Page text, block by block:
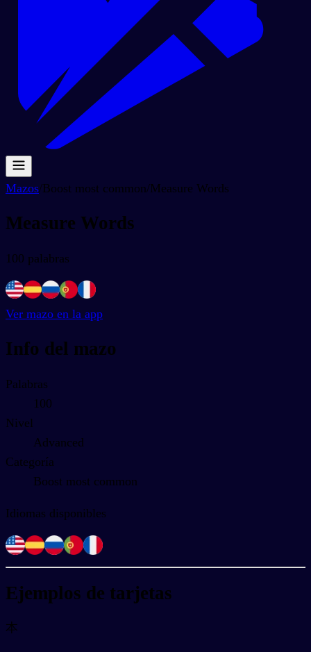
Mazos/Boost most common/Measure Words
Measure Words
100 palabras
Ver mazo en la app
Info del mazo
Palabras
100
Nivel
Advanced
Categoría
Boost most common
Idiomas disponibles
Ejemplos de tarjetas
本